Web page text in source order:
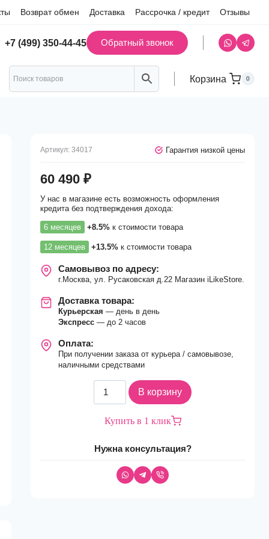
Возврат обмен Доставка Рассрочка / кредит Отзывы
+7 (499) 350-44-45 Обратный звонок
Корзина 0
Артикул:34017 Гарантия низкой цены
60 490₽
У нас в магазине есть возможность оформления
кредита без подтверждения дохода:
6 месяцев +8.5% к стоимости товара
12 месяцев +13.5% к стоимости товара
Самовывоз по адресу:
г.Москва, ул. Русаковская д.22 Магазин iLikeStore.
Доставка товара:
Курьерская— день в день
Экспресс— до 2 часов
Оплата:
При получении заказа от курьера / самовывозе,
наличными средствами
Количество
товара
Смартфон
iPhone
128Gb
В корзину
Купить в 1 клик
Нужна консультация?